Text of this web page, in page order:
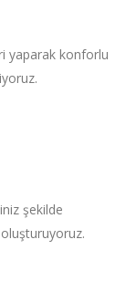
yaparak konforlu
şekilde